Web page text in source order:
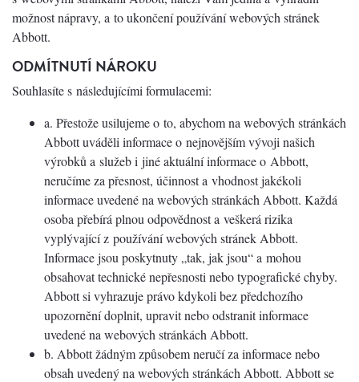
možnost nápravy, a to ukončení používání webových stránek
Abbott.
ODMÍTNUTÍ NÁROKU
Souhlasíte s následujícími formulacemi:
a. Přestože usilujeme o to, abychom na webových stránkách
Abbott uváděli informace o nejnovějším vývoji našich
výrobků a služeb i jiné aktuální informace o Abbott,
neručíme za přesnost, účinnost a vhodnost jakékoli
informace uvedené na webových stránkách Abbott. Každá
osoba přebírá plnou odpovědnost a veškerá rizika
vyplývající z používání webových stránek Abbott.
Informace jsou poskytnuty „tak, jak jsou“ a mohou
obsahovat technické nepřesnosti nebo typografické chyby.
Abbott si vyhrazuje právo kdykoli bez předchozího
upozornění doplnit, upravit nebo odstranit informace
uvedené na webových stránkách Abbott.
b. Abbott žádným způsobem neručí za informace nebo
obsah uvedený na webových stránkách Abbott. Abbott se